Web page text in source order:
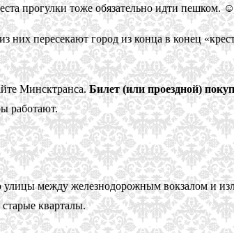
прогулки тоже обязательно идти пешком. ☺
них пересекают город из конца в конец
Минсктранса.Билет (или проездной)
работают.
улицы между железнодорожным вокзалом и
кварталы.